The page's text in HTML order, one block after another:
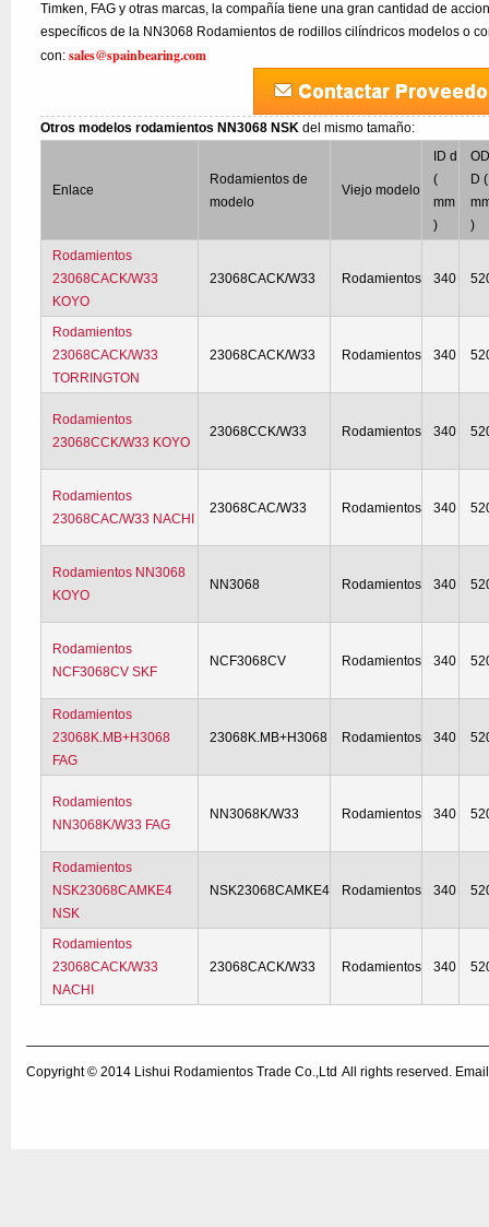
Timken, FAG y otras marcas, la compañía tiene una gran cantidad de
específicos de la NN3068 Rodamientos de rodillos cilíndricos modelos o
con:sales@spainbearing.com
Otros modelos rodamientos NN3068 NSKdel mismo tamaño:
Enlace
Rodamientos de
modelo
Viejo modelo
ID d
(
mm
)
D (
)
Rodamientos
23068CACK/W33
KOYO
23068CACK/W33 Rodamientos 340
Rodamientos
23068CACK/W33
TORRINGTON
23068CACK/W33 Rodamientos 340
Rodamientos
23068CCK/W33 KOYO
23068CCK/W33 Rodamientos 340
Rodamientos
23068CAC/W33 NACHI
23068CAC/W33 Rodamientos 340
Rodamientos NN3068
KOYO
NN3068 Rodamientos 340
Rodamientos
NCF3068CV SKF
NCF3068CV Rodamientos 340
Rodamientos
23068K.MB+H3068
FAG
23068K.MB+H3068 Rodamientos 340
Rodamientos
NN3068K/W33 FAG
NN3068K/W33 Rodamientos 340
Rodamientos
NSK23068CAMKE4
NSK
NSK23068CAMKE4 Rodamientos 340
Rodamientos
23068CACK/W33
NACHI
23068CACK/W33 Rodamientos 340
Copyright © 2014 Lishui Rodamientos Trade Co.,Ltd All rights reserved.